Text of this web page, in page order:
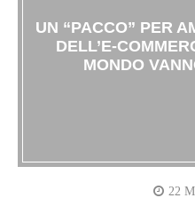
UN “PACCO” PER
DELL’E-
MONDO
22